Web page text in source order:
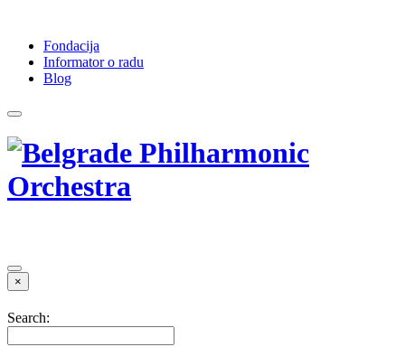
Fondacija
Informator o radu
Blog
×
Search: